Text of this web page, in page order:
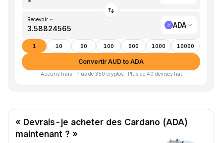
Recevoir ~
ADA
1 10 50 100 500 1000 10000
Convertir AUD to ADA
Aucuns frais · Plus de 350 cryptos · Plus de 40 devises fiat
« Devrais-je acheter des Cardano (ADA)
maintenant ? »